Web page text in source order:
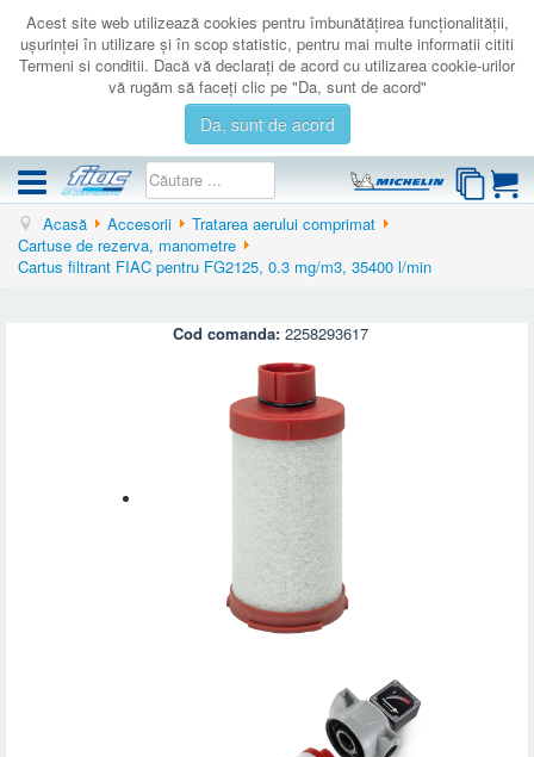
Acest site web utilizează cookies pentru îmbunătăţirea funcţionalităţii,
uşurinţei în utilizare şi în scop statistic, pentru mai multe informatii cititi
Termeni si conditii. Dacă vă declaraţi de acord cu utilizarea cookie-urilor
vă rugăm să faceţi clic pe "Da, sunt de acord"
Da, sunt de acord
COMPRESOARE
ACCESORII
AUTENTIFICARE
Acasă Accesorii
Tratarea aerului comprimat
Cartuse de rezerva, manometre
Cartus filtrant FIAC pentru FG2125, 0.3 mg/m3, 35400 l/min
Cod comanda: 2258293617